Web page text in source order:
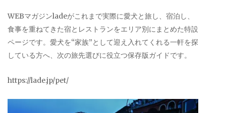
WEBマガジンladeがこれまで実際に愛犬と旅し、宿泊し、
食事を重ねてきた宿とレストランをエリア別にまとめた特設
ページです。愛犬を“家族”として迎え入れてくれる一軒を探
している方へ、次の旅先選びに役立つ保存版ガイドです。
https://lade.jp/pet/